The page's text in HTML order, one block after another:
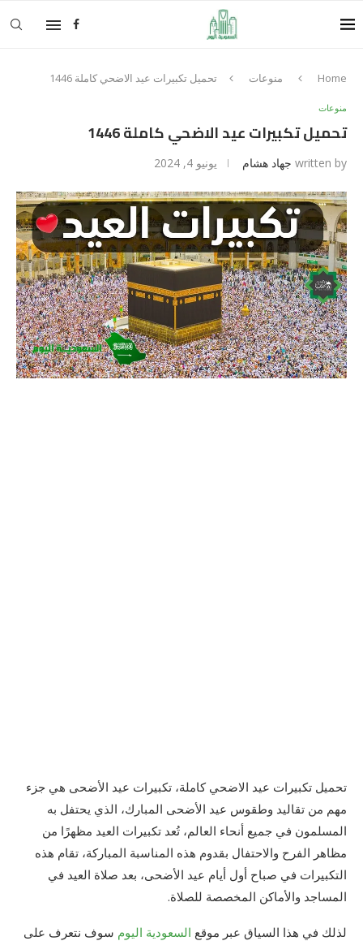
Home منوعات تحميل تكبيرات عيد الاضحي كاملة 1446
منوعات
تحميل تكبيرات عيد الاضحي كاملة 1446
written by جهاد هشام يونيو 4, 2024
تحميل تكبيرات عيد الاضحي كاملة، تكبيرات عيد الأضحى هي جزء
مهم من تقاليد وطقوس عيد الأضحى المبارك، الذي يحتفل به
المسلمون في جميع أنحاء العالم، تُعد تكبيرات العيد مظهرًا من
مظاهر الفرح والاحتفال بقدوم هذه المناسبة المباركة، تقام هذه
التكبيرات في صباح أول أيام عيد الأضحى، بعد صلاة العيد في
المساجد والأماكن المخصصة للصلاة.
لذلك في هذا السياق عبر موقع السعودية اليوم سوف نتعرف على